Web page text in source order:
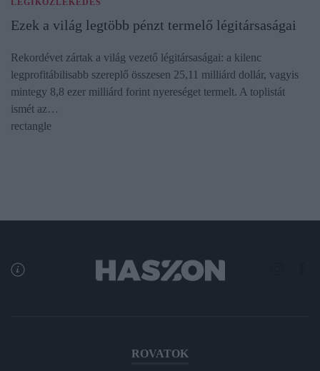
Ezek a világ legtöbb pénzt termelő légitársaságai
Rekordévet zártak a világ vezető légitársaságai: a kilenc
legprofitábilisabb szereplő összesen 25,11 milliárd dollár, vagyis
mintegy 8,8 ezer milliárd forint nyereséget termelt. A toplistát
ismét az…
rectangle
ROVATOK